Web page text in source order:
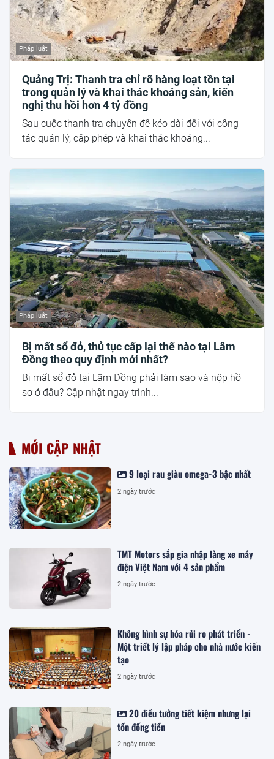
Pháp luật
Quảng Trị: Thanh tra chỉ rõ hàng loạt tồn tại
trong quản lý và khai thác khoáng sản, kiến
nghị thu hồi hơn 4 tỷ đồng
Sau cuộc thanh tra chuyên đề kéo dài đối với công
tác quản lý, cấp phép và khai thác khoáng...
Pháp luật
Bị mất sổ đỏ, thủ tục cấp lại thế nào tại Lâm
Đồng theo quy định mới nhất?
Bị mất sổ đỏ tại Lâm Đồng phải làm sao và nộp hồ
sơ ở đâu? Cập nhật ngay trình...
MỚI CẬP NHẬT
9 loại rau giàu omega-3 bậc nhất
2 ngày trước
TMT Motors sắp gia nhập làng xe máy
điện Việt Nam với 4 sản phẩm
2 ngày trước
Không hình sự hóa rủi ro phát triển -
Một triết lý lập pháp cho nhà nước kiến
tạo
2 ngày trước
20 điều tưởng tiết kiệm nhưng lại
tốn đống tiền
2 ngày trước